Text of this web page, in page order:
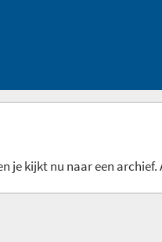
je kijkt nu naar een